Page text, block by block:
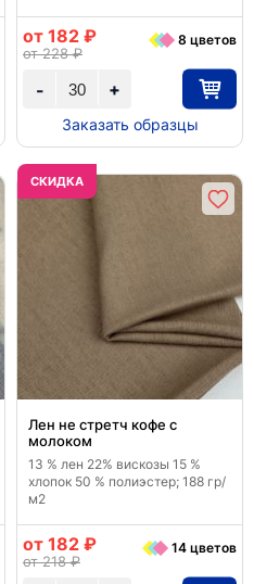
+
-
от 182 ₽
от 228 ₽
8 цветов
Заказать образцы
CКИДКА
Лен не стретч кофе с
молоком
13 % лен 22% вискозы 15 %
хлопок 50 % полиэстер; 188 гр/
м2
от 182 ₽
от 218 ₽
14 цветов